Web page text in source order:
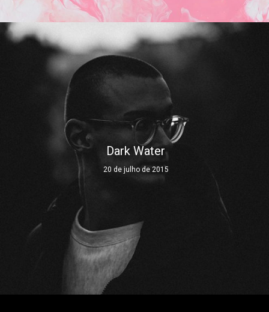
Dark Water
20 de julho de 2015